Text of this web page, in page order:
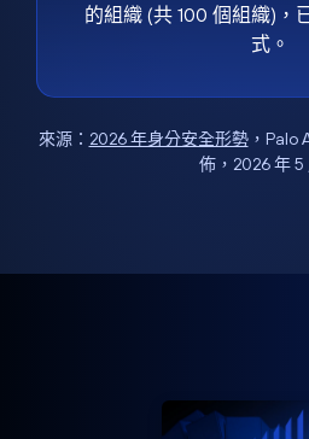
的組織 (共 100 個組織)，
式。
來源： 2026 年身分安全形勢，Palo
佈，2026 年 5